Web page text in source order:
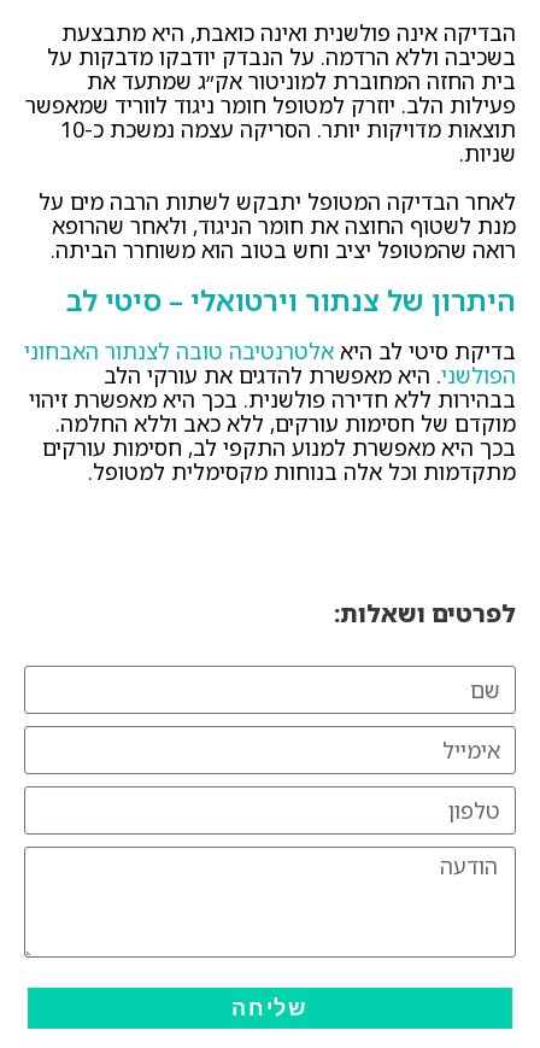
הבדיקה אינה פולשנית ואינה כואבת, היא מתבצעת
בשכיבה וללא הרדמה. על הנבדק יודבקו מדבקות על
בית החזה המחוברת למוניטור אק״ג שמתעד את
פעילות הלב. יוזרק למטופל חומר ניגוד לווריד שמאפשר
תוצאות מדויקות יותר. הסריקה עצמה נמשכת כ-10
שניות.
לאחר הבדיקה המטופל יתבקש לשתות הרבה מים על
מנת לשטוף החוצה את חומר הניגוד, ולאחר שהרופא
רואה שהמטופל יציב וחש בטוב הוא משוחרר הביתה.
היתרון של צנתור וירטואלי – סיטי לב
בדיקת סיטי לב היא אלטרנטיבה טובה לצנתור האבחוני
הפולשני. היא מאפשרת להדגים את עורקי הלב
בבהירות ללא חדירה פולשנית. בכך היא מאפשרת זיהוי
מוקדם של חסימות עורקים, ללא כאב וללא החלמה.
בכך היא מאפשרת למנוע התקפי לב, חסימות עורקים
מתקדמות וכל אלה בנוחות מקסימלית למטופל.
לפרטים ושאלות:
שליחה